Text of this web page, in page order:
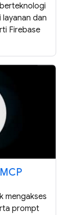
dan
Firebase
mengakses
prompt